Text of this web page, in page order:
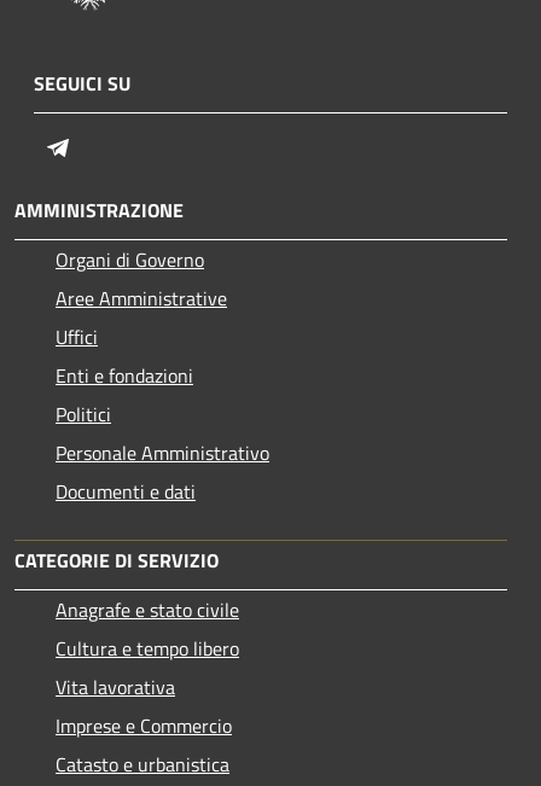
SEGUICI SU
AMMINISTRAZIONE
Organi di Governo
Aree Amministrative
Uffici
Enti e fondazioni
Politici
Personale Amministrativo
Documenti e dati
CATEGORIE DI SERVIZIO
Anagrafe e stato civile
Cultura e tempo libero
Vita lavorativa
Imprese e Commercio
Catasto e urbanistica